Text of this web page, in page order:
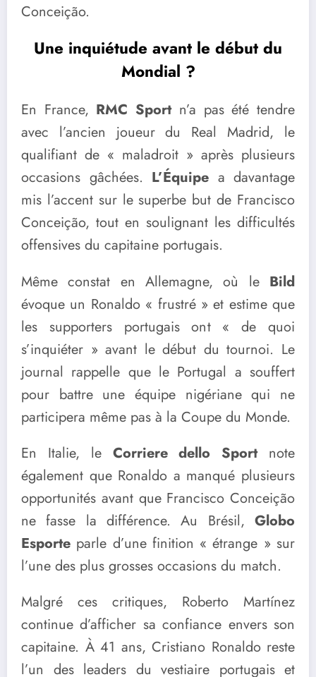
Conceição.
Une inquiétude avant le début du
Mondial ?
En France, RMC Sportn’a pas été tendre
avec l’ancien joueur du Real Madrid, le
qualifiant de « maladroit » après plusieurs
occasions gâchées. L’Équipe a davantage
mis l’accent sur le superbe but de Francisco
Conceição, tout en soulignant les difficultés
offensives du capitaine portugais.
Même constat en Allemagne, où le Bild
évoque un Ronaldo « frustré » et estime que
les supporters portugais ont « de quoi
s’inquiéter » avant le début du tournoi. Le
journal rappelle que le Portugal a souffert
pour battre une équipe nigériane qui ne
participera même pas à la Coupe du Monde.
En Italie, le Corriere dello Sportnote
également que Ronaldo a manqué plusieurs
opportunités avant que Francisco Conceição
ne fasse la différence. Au Brésil, Globo
Esporte parle d’une finition « étrange » sur
l’une des plus grosses occasions du match.
Malgré ces critiques, Roberto Martínez
continue d’afficher sa confiance envers son
capitaine. À 41 ans, Cristiano Ronaldo reste
l’un des leaders du vestiaire portugais et